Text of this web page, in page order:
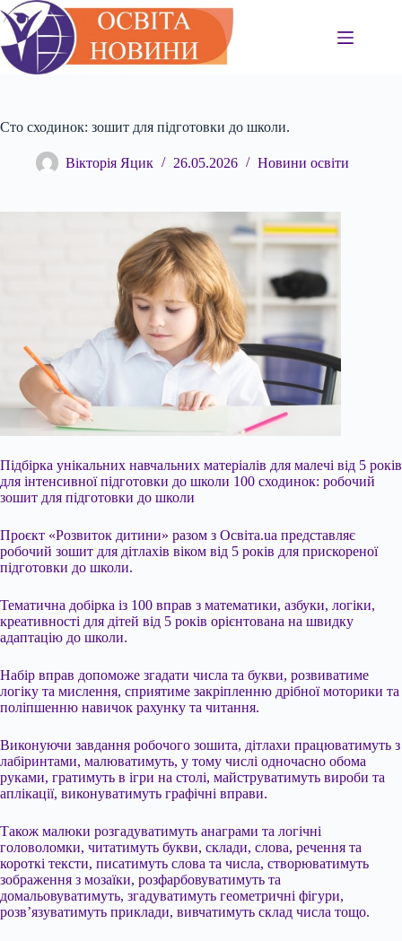
Перейти
до
вмісту
Сто сходинок: зошит для підготовки до школи.
Вікторія Яцик 26.05.2026 Новини освіти
Підбірка унікальних навчальних матеріалів для малечі від 5 років
для інтенсивної підготовки до школи 100 сходинок: робочий
зошит для підготовки до школи
Проєкт «Розвиток дитини» разом з Освіта.ua представляє
робочий зошит для дітлахів віком від 5 років для прискореної
підготовки до школи.
Тематична добірка із 100 вправ з математики, азбуки, логіки,
креативності для дітей від 5 років орієнтована на швидку
адаптацію до школи.
Набір вправ допоможе згадати числа та букви, розвиватиме
логіку та мислення, сприятиме закріпленню дрібної моторики та
поліпшенню навичок рахунку та читання.
Виконуючи завдання робочого зошита, дітлахи працюватимуть з
лабіринтами, малюватимуть, у тому числі одночасно обома
руками, гратимуть в ігри на столі, майструватимуть вироби та
аплікації, виконуватимуть графічні вправи.
Також малюки розгадуватимуть анаграми та логічні
головоломки, читатимуть букви, склади, слова, речення та
короткі тексти, писатимуть слова та числа, створюватимуть
зображення з мозаїки, розфарбовуватимуть та
домальовуватимуть, згадуватимуть геометричні фігури,
розв’язуватимуть приклади, вивчатимуть склад числа тощо.